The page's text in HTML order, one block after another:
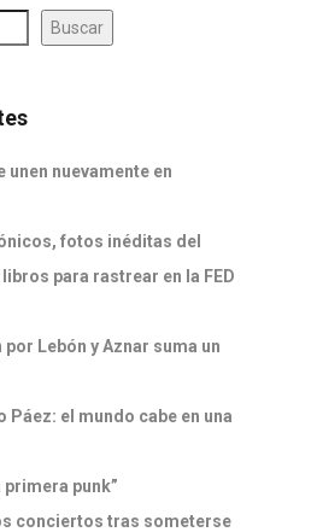
Buscar
unen nuevamente en
fotos inéditas del
para rastrear en la FED
por Lebón y Aznar suma un
Páez: el mundo cabe en una
primera punk”
conciertos tras someterse